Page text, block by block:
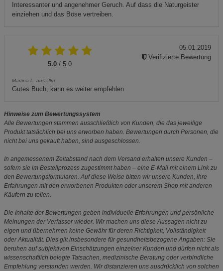
Interessanter und angenehmer Geruch. Auf dass die Naturgeister
einziehen und das Böse vertreiben.
5.0 / 5.0
Martina L. aus Ulm
Gutes Buch, kann es weiter empfehlen
05.01.2019
Verifizierte Bewertung
Hinweise zum Bewertungssystem
Alle Bewertungen stammen ausschließlich von Kunden, die das jeweilige
Produkt tatsächlich bei uns erworben haben. Bewertungen durch Personen, die
nicht bei uns gekauft haben, sind ausgeschlossen.
In angemessenem Zeitabstand nach dem Versand erhalten unsere Kunden –
sofern sie im Bestellprozess zugestimmt haben – eine E-Mail mit einem Link zu
den Bewertungsformularen. Auf diese Weise bitten wir unsere Kunden, ihre
Erfahrungen mit den erworbenen Produkten oder unserem Shop mit anderen
Käufern zu teilen.
Die Inhalte der Bewertungen geben individuelle Erfahrungen und persönliche
Meinungen der Verfasser wieder. Wir machen uns diese Aussagen nicht zu
eigen und übernehmen keine Gewähr für deren Richtigkeit, Vollständigkeit
oder Aktualität. Dies gilt insbesondere für gesundheitsbezogene Angaben: Sie
beruhen auf subjektiven Einschätzungen einzelner Kunden und dürfen nicht als
wissenschaftlich belegte Tatsachen, medizinische Beratung oder verbindliche
Empfehlung verstanden werden. Wir distanzieren uns ausdrücklich von solchen